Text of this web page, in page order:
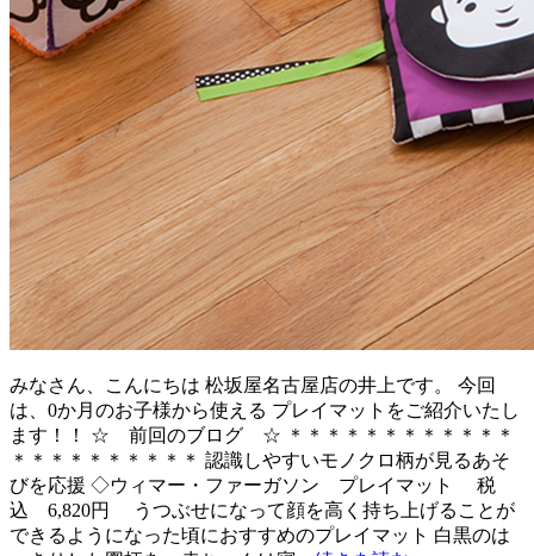
みなさん、こんにちは 松坂屋名古屋店の井上です。 今回
は、0か月のお子様から使える プレイマットをご紹介いたし
ます！！ ☆ 前回のブログ ☆ ＊＊＊＊＊＊＊＊＊＊＊＊
＊＊＊＊＊＊＊＊＊＊ 認識しやすいモノクロ柄が見るあそ
びを応援 ◇ウィマー・ファーガソン プレイマット 税
込 6,820円 うつぶせになって顔を高く持ち上げることが
できるようになった頃におすすめのプレイマット 白黒のは